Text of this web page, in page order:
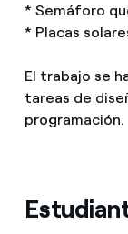
* Semáforo
* Placas
El trabajo se
tareas de
programación.